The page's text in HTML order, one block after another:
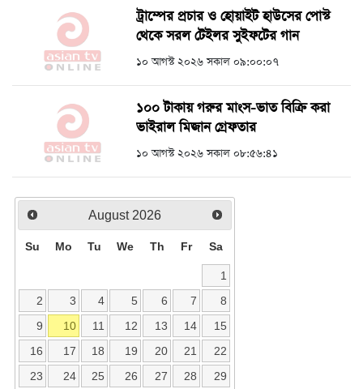
ট্রাম্পের প্রচার ও হোয়াইট হাউসের পোস্ট
থেকে সরল টেইলর সুইফটের গান
১০ আগস্ট ২০২৬ সকাল ০৯:০০:০৭
১০০ টাকায় গরুর মাংস-ভাত বিক্রি করা
ভাইরাল মিজান গ্রেফতার
১০ আগস্ট ২০২৬ সকাল ০৮:৫৬:৪১
August 2026
Su Mo Tu We Th Fr Sa
1
2
3 4 5 6 7
8
9
10 11 12 13 14
15
16
17 18 19 20 21
22
23
24 25 26 27 28
29